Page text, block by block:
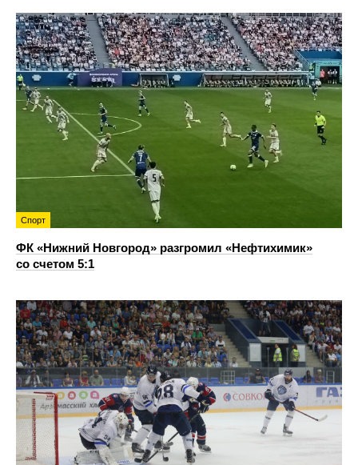
Спорт
ФК «Нижний Новгород» разгромил «Нефтихимик»
со счетом 5:1